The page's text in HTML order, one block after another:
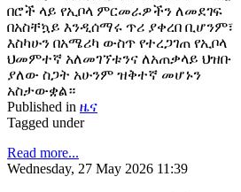
በሮች ላይ የኢቦላ ምርመራዎችን ለመደገፍ
በአስቸኳይ እንዲሰማሩ ጥሪ ያቀረበ ቢሆንም፣
እስካሁን በአሜሪካ ውስጥ የተረጋገጠ የኢቦላ
ህመምተኛ አለመገኘቱንና ለአጠቃላይ ህዝቡ
ያለው ስጋት አሁንም ዝቅተኛ መሆኑን
አስታውቋል።
Published in ዜና
Tagged under
Read more...
Wednesday, 27 May 2026 11:39